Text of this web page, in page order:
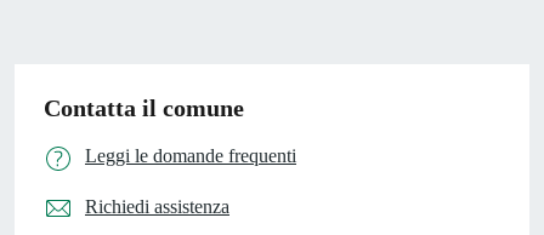
Contatta il comune
Leggi le domande frequenti
Richiedi assistenza